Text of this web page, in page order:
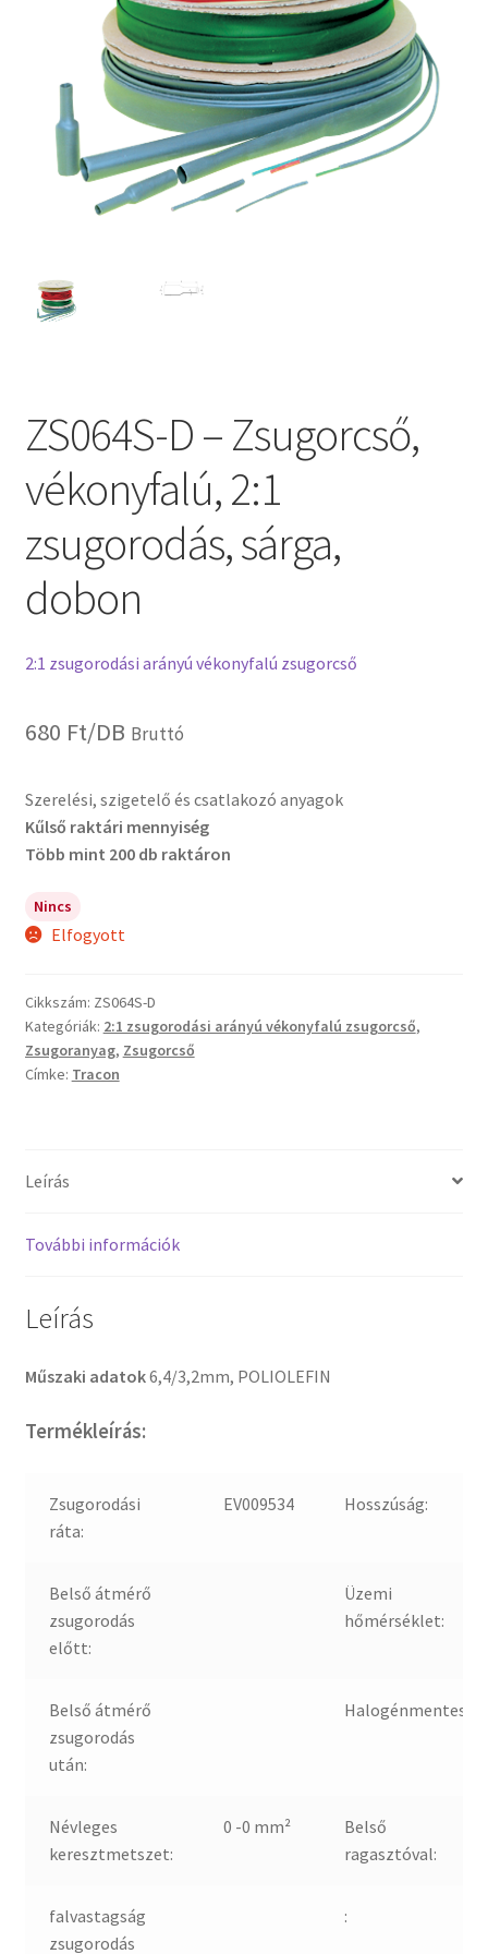
ZS064S-D – Zsugorcső,
vékonyfalú, 2:1
zsugorodás, sárga,
dobon
2:1 zsugorodási arányú vékonyfalú zsugorcső
680 Ft/DB Bruttó
Szerelési, szigetelő és csatlakozó anyagok
Kűlső raktári mennyiség
Több mint 200 db raktáron
Nincs
Elfogyott
Cikkszám: ZS064S-D
Kategóriák: 2:1 zsugorodási arányú vékonyfalú zsugorcső,
Zsugoranyag, Zsugorcső
Címke: Tracon
Leírás
További információk
Leírás
Műszaki adatok6,4/3,2mm, POLIOLEFIN
Termékleírás:
Zsugorodási
ráta:
EV009534 Hosszúság:
Belső átmérő
zsugorodás
előtt:
Üzemi
hőmérséklet:
Belső átmérő
zsugorodás
után:
Halogénmentes:
Névleges
keresztmetszet:
0 -0 mm²
Belső
ragasztóval:
falvastagság
zsugorodás
: